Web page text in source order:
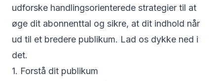
udforske handlingsorienterede strategier til at
øge dit abonnenttal og sikre, at dit indhold når
ud til et bredere publikum. Lad os dykke ned i
det.
1. Forstå dit publikum